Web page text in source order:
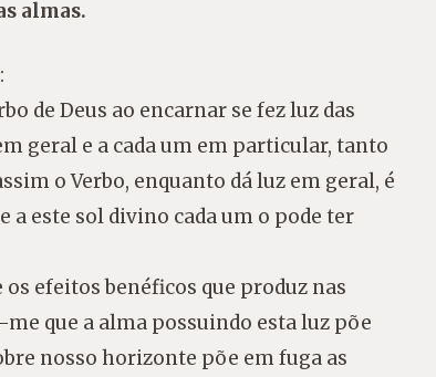
almas.
de Deus ao encarnar se fez luz das
geral e a cada um em particular, tanto
o Verbo, enquanto dá luz em geral, é
a este sol divino cada um o pode ter
os efeitos benéficos que produz nas
me que a alma possuindo esta luz põe
nosso horizonte põe em fuga as